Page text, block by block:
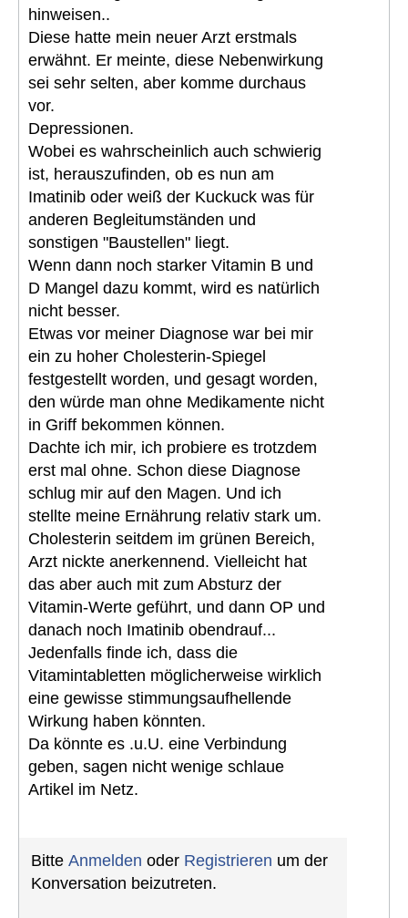
hinweisen..
Diese hatte mein neuer Arzt erstmals
erwähnt. Er meinte, diese Nebenwirkung
sei sehr selten, aber komme durchaus
vor.
Depressionen.
Wobei es wahrscheinlich auch schwierig
ist, herauszufinden, ob es nun am
Imatinib oder weiß der Kuckuck was für
anderen Begleitumständen und
sonstigen "Baustellen" liegt.
Wenn dann noch starker Vitamin B und
D Mangel dazu kommt, wird es natürlich
nicht besser.
Etwas vor meiner Diagnose war bei mir
ein zu hoher Cholesterin-Spiegel
festgestellt worden, und gesagt worden,
den würde man ohne Medikamente nicht
in Griff bekommen können.
Dachte ich mir, ich probiere es trotzdem
erst mal ohne. Schon diese Diagnose
schlug mir auf den Magen. Und ich
stellte meine Ernährung relativ stark um.
Cholesterin seitdem im grünen Bereich,
Arzt nickte anerkennend. Vielleicht hat
das aber auch mit zum Absturz der
Vitamin-Werte geführt, und dann OP und
danach noch Imatinib obendrauf...
Jedenfalls finde ich, dass die
Vitamintabletten möglicherweise wirklich
eine gewisse stimmungsaufhellende
Wirkung haben könnten.
Da könnte es .u.U. eine Verbindung
geben, sagen nicht wenige schlaue
Artikel im Netz.
Bitte Anmelden oder Registrieren um der
Konversation beizutreten.